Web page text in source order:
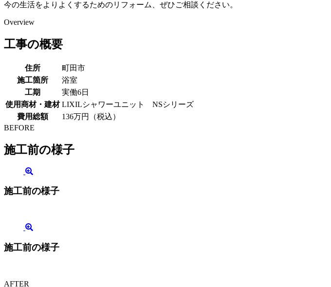
今の生活をよりよくするためのリフォーム、ぜひご相談ください。
Overview
工事の概要
住所
町田市
施工箇所
浴室
工期
実働6日
使用商材・建材 LIXILシャワーユニット NSシリーズ
費用総額
136万円（税込）
BEFORE
施工前の様子
施工前の様子
施工前の様子
AFTER